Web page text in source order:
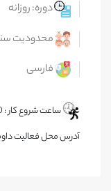
دوره: روزانه
محدودیت
فارسی
ساعت شروع کار : 10:30
آدرس محل فعالیت